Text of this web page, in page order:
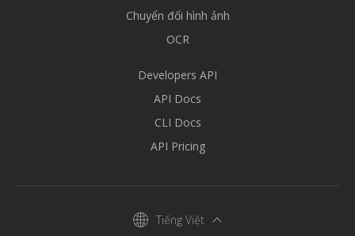
Chuyển đổi hình ảnh
OCR
Developers API
API Docs
CLI Docs
API Pricing
Tiếng Việt